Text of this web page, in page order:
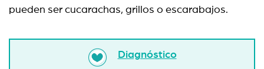
pueden ser cucarachas, grillos o escarabajos.
Diagnóstico